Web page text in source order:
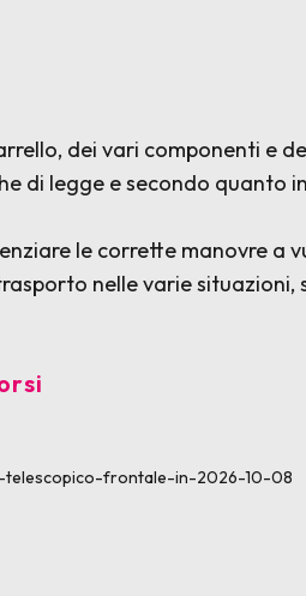
dei vari componenti e
di legge e secondo quanto
le corrette manovre a
nelle varie situazioni,
frontale-in-2026-10-08